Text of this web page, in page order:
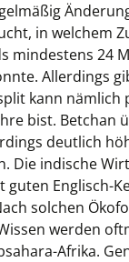
in welchem
mindestens 24
Allerdings
kann
bist. Betchan
deutlich
Die indische
Englisch-
solchen
werden
Afrika.